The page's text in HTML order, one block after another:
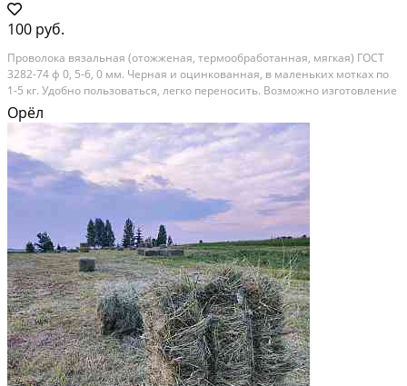
100 руб.
Проволока вязальная (отожженая, термообработанная, мягкая) ГОСТ
3282-74 ф 0, 5-6, 0 мм. Черная и оцинкованная, в маленьких мотках по
1-5 кг. Удобно пользоваться, легко переносить. Возможно изготовление
проволоки в мотках по весу и размерам заказчика. Доставка до Вашего
склада или объекта....
Орёл